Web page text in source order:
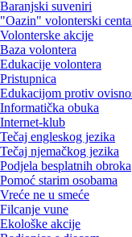
Baranjski suveniri
"Oazin" volonterski
Volonterske akcije
Baza volontera
Edukacije volontera
Pristupnica
Edukacijom protiv
Informatička obuka
Internet-klub
Tečaj engleskog jezika
Tečaj njemačkog jezika
Podjela besplatnih obroka
Pomoć starim osobama
Vreće ne u smeće
Filcanje vune
Ekološke akcije